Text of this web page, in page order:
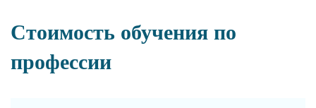
Стоимость обучения по
профессии